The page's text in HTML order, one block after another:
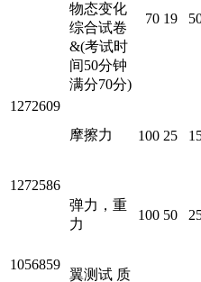
物态变化
综合试卷
&(考试时
间50分钟
满分70分)
70 19
1272609
摩擦力
100 25
1272586
弹力，重
力
100 50
1056859
翼测试 质